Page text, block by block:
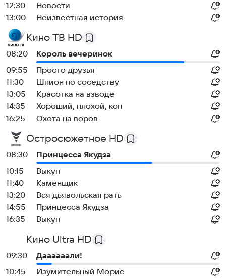
12:30
Новости
13:00
Неизвестная история
Кино ТВ HD
08:20
Король вечеринок
09:55
Просто друзья
11:30
Шпион по соседству
13:05
Красотка на взводе
14:35
Хороший, плохой, коп
16:25
Охота на воров
Остросюжетное HD
08:30
Принцесса Якудза
10:15
Выкуп
11:40
Каменщик
13:20
Вся дьявольская рать
14:55
Принцесса Якудза
16:35
Выкуп
Кино Ultra HD
09:30
Даааааали!
10:45
Изумительный Морис